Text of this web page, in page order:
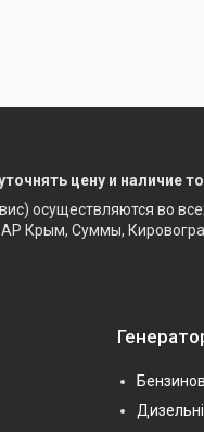
цену и наличие
осуществляются во
Крым, Суммы,